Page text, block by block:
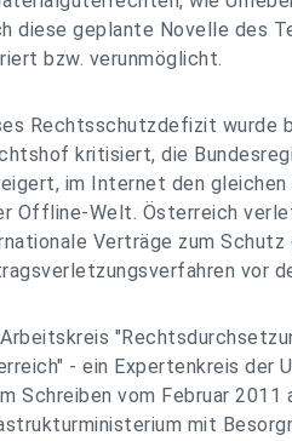
diese geplante Novelle des
bzw. verunmöglicht.
Rechtsschutzdefizit wurde
kritisiert, die
im Internet den
Offline-Welt. Österreich
Verträge zum Schutz
vor
- ein Expertenkreis der
Schreiben vom Februar 2011
mit